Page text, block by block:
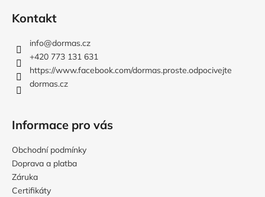
Kontakt
info@dormas.cz
+420 773 131 631
https://www.facebook.com/dormas.proste.odpocivejte
dormas.cz
Informace pro vás
Obchodní podmínky
Doprava a platba
Záruka
Certifikáty